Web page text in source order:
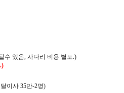
수 있음, 사다리 비용 별도.)
이사 35만-2명)